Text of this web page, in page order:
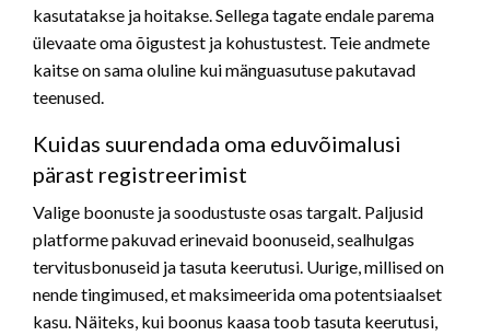
kasutatakse ja hoitakse. Sellega tagate endale parema
ülevaate oma õigustest ja kohustustest. Teie andmete
kaitse on sama oluline kui mänguasutuse pakutavad
teenused.
Kuidas suurendada oma eduvõimalusi
pärast registreerimist
Valige boonuste ja soodustuste osas targalt. Paljusid
platforme pakuvad erinevaid boonuseid, sealhulgas
tervitusbonuseid ja tasuta keerutusi. Uurige, millised on
nende tingimused, et maksimeerida oma potentsiaalset
kasu. Näiteks, kui boonus kaasa toob tasuta keerutusi,